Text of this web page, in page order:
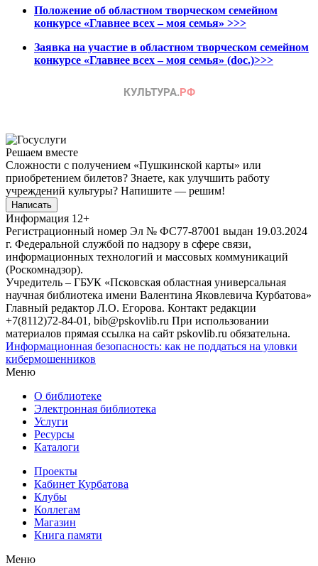
Положение об областном творческом семейном
конкурсе «Главнее всех – моя семья» >>>
Заявка на участие в областном творческом семейном
конкурсе «Главнее всех – моя семья» (doc.)>>>
Решаем вместе
Сложности с получением «Пушкинской карты» или
приобретением билетов? Знаете, как улучшить работу
учреждений культуры? Напишите — решим!
Написать
Информация 12+
Регистрационный номер Эл № ФС77-87001 выдан 19.03.2024
г. Федеральной службой по надзору в сфере связи,
информационных технологий и массовых коммуникаций
(Роскомнадзор).
Учредитель – ГБУК «Псковская областная универсальная
научная библиотека имени Валентина Яковлевича Курбатова»
Главный редактор Л.О. Егорова. Контакт редакции
+7(8112)72-84-01, bib@pskovlib.ru При использовании
материалов прямая ссылка на сайт pskovlib.ru обязательна.
Информационная безопасность: как не поддаться на уловки
кибермошенников
Меню
О библиотеке
Электронная библиотека
Услуги
Ресурсы
Каталоги
Проекты
Кабинет Курбатова
Клубы
Коллегам
Магазин
Книга памяти
Меню